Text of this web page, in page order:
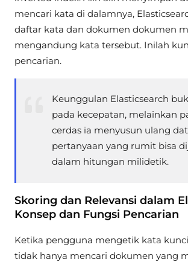
mencari kata di dalamnya,
daftar kata dan dokumen dokumen
mengandung kata tersebut. Inilah
pencarian.
Keunggulan Elasticsearch
pada kecepatan, melainkan
cerdas ia menyusun ulang
pertanyaan yang rumit bisa
dalam hitungan milidetik.
Skoring dan Relevansi dalam
Konsep dan Fungsi Pencarian
Ketika pengguna mengetik kata
tidak hanya mencari dokumen yang